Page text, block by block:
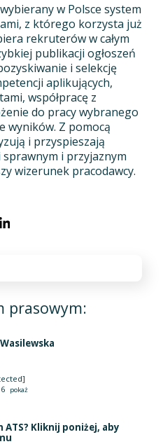
w Polsce system
z którego korzysta już
rekruterów w całym
publikacji ogłoszeń
i selekcję
aplikujących,
współpracę z
do pracy wybranego
wyników. Z pomocą
i przyspieszają
i przyjaznym
wizerunek pracodawcy.
prasowym:
pokaż
ATS? Kliknij poniżej, aby